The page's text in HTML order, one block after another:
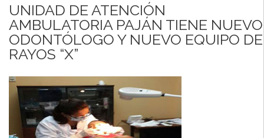
UNIDAD DE ATENCIÓN
AMBULATORIA PAJÁN TIENE NUEVO
ODONTÓLOGO Y NUEVO EQUIPO DE
RAYOS “X”